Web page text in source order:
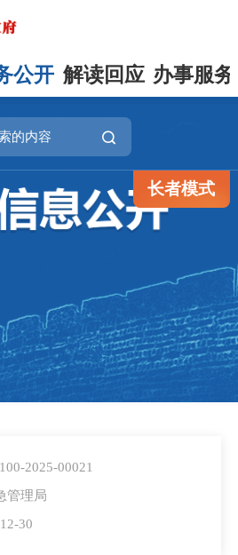
公开 解读回应 办事服务
长者模式
2025-00021
管理局
30